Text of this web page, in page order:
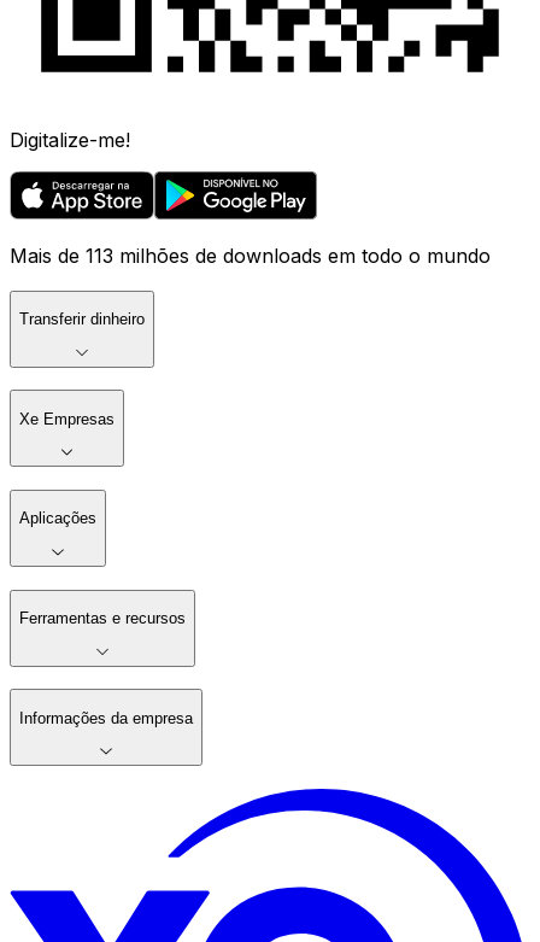
Digitalize-me!
Mais de 113 milhões de downloads em todo o mundo
Transferir dinheiro
Xe Empresas
Aplicações
Ferramentas e recursos
Informações da empresa